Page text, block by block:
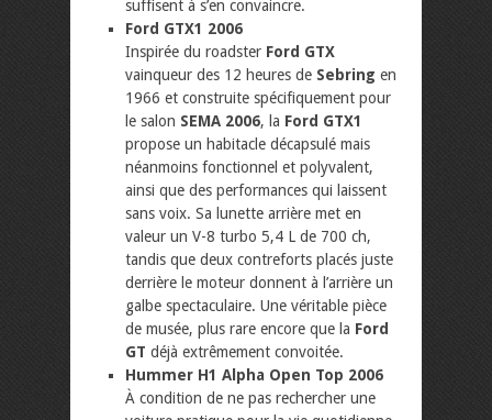
suffisent à s’en convaincre.
Ford GTX1 2006
Inspirée du roadster Ford GTX
vainqueur des 12 heures de Sebring en
1966 et construite spécifiquement pour
le salon SEMA 2006, la Ford GTX1
propose un habitacle décapsulé mais
néanmoins fonctionnel et polyvalent,
ainsi que des performances qui laissent
sans voix. Sa lunette arrière met en
valeur un V-8 turbo 5,4 L de 700 ch,
tandis que deux contreforts placés juste
derrière le moteur donnent à l’arrière un
galbe spectaculaire. Une véritable pièce
de musée, plus rare encore que la Ford
GT déjà extrêmement convoitée.
Hummer H1 Alpha Open Top 2006
À condition de ne pas rechercher une